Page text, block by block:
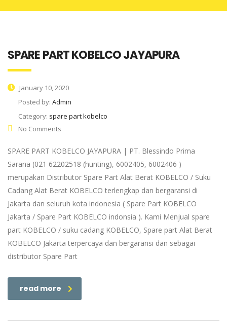
SPARE PART KOBELCO JAYAPURA
January 10, 2020
Posted by: Admin
Category: spare part kobelco
No Comments
SPARE PART KOBELCO JAYAPURA | PT. Blessindo Prima
Sarana (021 62202518 (hunting), 6002405, 6002406 )
merupakan Distributor Spare Part Alat Berat KOBELCO / Suku
Cadang Alat Berat KOBELCO terlengkap dan bergaransi di
Jakarta dan seluruh kota indonesia ( Spare Part KOBELCO
Jakarta / Spare Part KOBELCO indonsia ). Kami Menjual spare
part KOBELCO / suku cadang KOBELCO, Spare part Alat Berat
KOBELCO Jakarta terpercaya dan bergaransi dan sebagai
distributor Spare Part
read more